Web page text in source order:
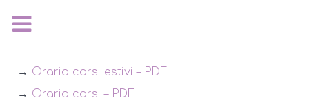
→ Orario corsi estivi – PDF
→ Orario corsi – PDF